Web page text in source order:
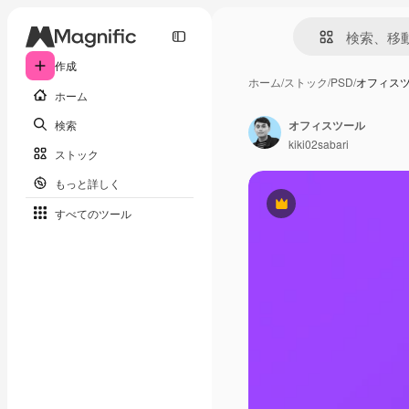
作成
ホーム
検索
ストック
もっと詳しく
すべてのツール
ホーム/ストック/PSD/オフィス
Premium
オフィスツール
kiki02sabari